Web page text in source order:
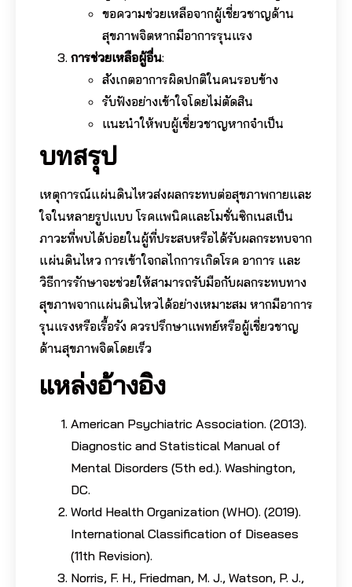
ขอความช่วยเหลือจากผู้เชี่ยวชาญด้าน
สุขภาพจิตหากมีอาการรุนแรง
การช่วยเหลือผู้อื่น:
สังเกตอาการผิดปกติในคนรอบข้าง
รับฟังอย่างเข้าใจโดยไม่ตัดสิน
แนะนำให้พบผู้เชี่ยวชาญหากจำเป็น
บทสรุป
เหตุการณ์แผ่นดินไหวส่งผลกระทบต่อสุขภาพกายและ
ใจในหลายรูปแบบ โรคแพนิคและโมชั่นซิกเนสเป็น
ภาวะที่พบได้บ่อยในผู้ที่ประสบหรือได้รับผลกระทบจาก
แผ่นดินไหว การเข้าใจกลไกการเกิดโรค อาการ และ
วิธีการรักษาจะช่วยให้สามารถรับมือกับผลกระทบทาง
สุขภาพจากแผ่นดินไหวได้อย่างเหมาะสม หากมีอาการ
รุนแรงหรือเรื้อรัง ควรปรึกษาแพทย์หรือผู้เชี่ยวชาญ
ด้านสุขภาพจิตโดยเร็ว
แหล่งอ้างอิง
American Psychiatric Association. (2013).
Diagnostic and Statistical Manual of
Mental Disorders (5th ed.). Washington,
DC.
World Health Organization (WHO). (2019).
International Classification of Diseases
(11th Revision).
Norris, F. H., Friedman, M. J., Watson, P. J.,